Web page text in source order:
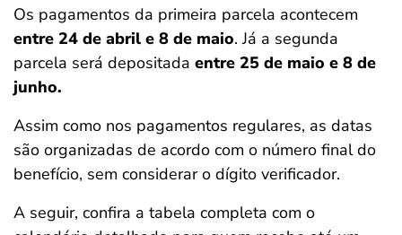
Os pagamentos da primeira parcela acontecem
entre 24 de abril e 8 de maio. Já a segunda
parcela será depositada entre 25 de maio e 8 de
junho.
Assim como nos pagamentos regulares, as datas
são organizadas de acordo com o número final do
benefício, sem considerar o dígito verificador.
A seguir, confira a tabela completa com o